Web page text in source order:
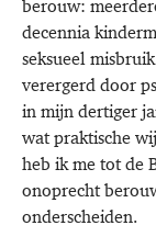
berouw:
decennia
seksueel
verergerd door
in mijn dertiger
wat praktische
heb ik me tot de
onoprecht
onderscheiden.